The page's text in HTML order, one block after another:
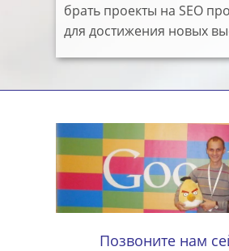
брать проекты на SEO
для достижения новых
Позвоните нам